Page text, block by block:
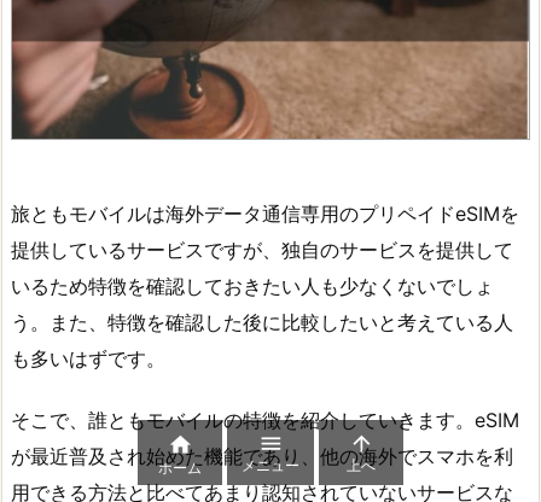
旅ともモバイルは海外データ通信専用のプリペイドeSIMを
提供しているサービスですが、独自のサービスを提供して
いるため特徴を確認しておきたい人も少なくないでしょ
う。また、特徴を確認した後に比較したいと考えている人
も多いはずです。
そこで、誰ともモバイルの特徴を紹介していきます。eSIM
が最近普及され始めた機能であり、他の海外でスマホを利
用できる方法と比べてあまり認知されていないサービスな

ホーム

メニュー

上へ